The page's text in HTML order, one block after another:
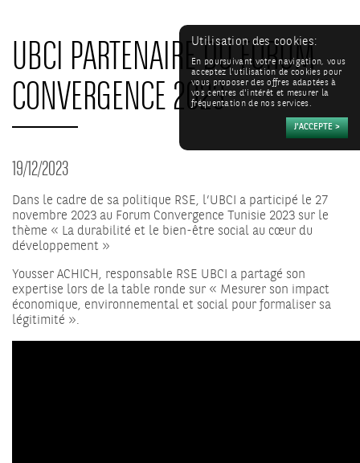
UBCI PARTENAIRE DU FORUM
CONVERGENCE 2023
19/12/2023
Dans le cadre de sa politique RSE, l’UBCI a participé le 27
novembre 2023 au Forum Convergence Tunisie 2023 sur le
thème « La durabilité et le bien-être social au cœur du
développement »
Yousser ACHICH, responsable RSE UBCI a partagé son
expertise lors de la table ronde sur « Mesurer son impact
économique, environnemental et social pour formaliser sa
légitimité ».
Utilisation des cookies:
En poursuivant votre navigation, vous
acceptez l'utilisation de cookies pour
vous proposer des offres adaptées à
vos centres d'intérêt et mesurer la
fréquentation de nos services.